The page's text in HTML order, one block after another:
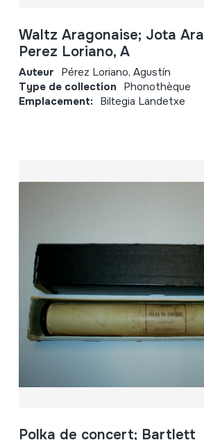
Waltz Aragonaise; Jota
Perez Loriano, A
Auteur Pérez Loriano, Agustín
Type de collection Phonothèque
Emplacement: Biltegia Landetxe
Polka de concert; Bartlett